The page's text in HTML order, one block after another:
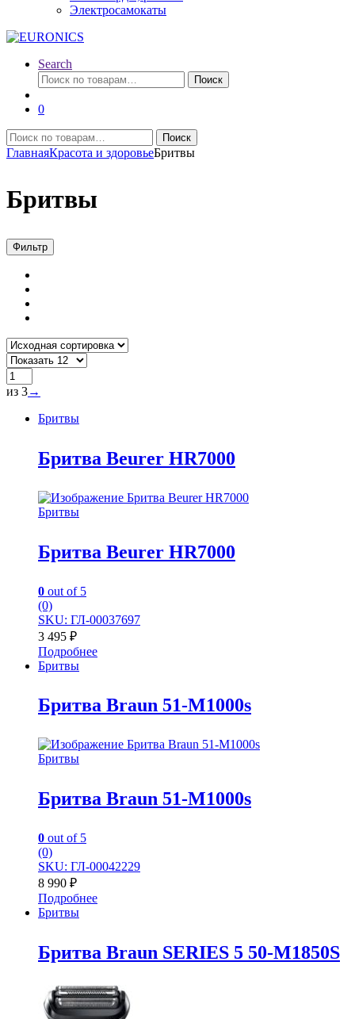
Электросамокаты
Search
Искать:
Поиск
0
Искать:
Поиск
ГлавнаяКрасота и здоровьеБритвы
Бритвы
Фильтр
из 3→
Бритвы
Бритва Beurer HR7000
Бритвы
Бритва Beurer HR7000
0 out of 5
(0)
SKU: ГЛ-00037697
3 495 ₽
Подробнее
Бритвы
Бритва Braun 51-M1000s
Бритвы
Бритва Braun 51-M1000s
0 out of 5
(0)
SKU: ГЛ-00042229
8 990 ₽
Подробнее
Бритвы
Бритва Braun SERIES 5 50-M1850S